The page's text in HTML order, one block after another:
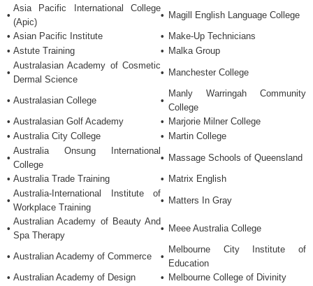
•
Asia Pacific International College
(Apic)
• Magill English Language College
• Asian Pacific Institute • Make-Up Technicians
• Astute Training • Malka Group
•
Australasian Academy of Cosmetic
Dermal Science
• Manchester College
• Australasian College •
Manly Warringah Community
College
• Australasian Golf Academy • Marjorie Milner College
• Australia City College • Martin College
•
Australia Onsung International
College
• Massage Schools of Queensland
• Australia Trade Training • Matrix English
•
Australia-International Institute of
Workplace Training
• Matters In Gray
•
Australian Academy of Beauty And
Spa Therapy
• Meee Australia College
• Australian Academy of Commerce •
Melbourne City Institute of
Education
• Australian Academy of Design • Melbourne College of Divinity
HỌC SINH ĐẠT VISA